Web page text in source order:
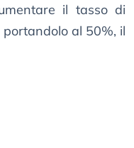
il tasso di
al 50%, il